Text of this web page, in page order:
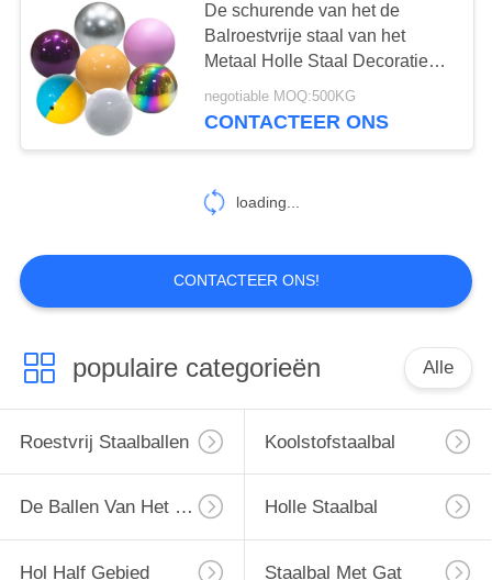
De schurende van het de
Balroestvrije staal van het
Metaal Holle Staal Decoratie
van het Gebiedkerstmis Holle
negotiable MOQ:500KG
CONTACTEER ONS
loading...
CONTACTEER ONS!
populaire categorieën Alle
Roestvrij Staalballen Koolstofstaalbal
De Ballen Van Het Chroomstaal Holle Staalbal
Hol Half Gebied Staalbal Met Gat